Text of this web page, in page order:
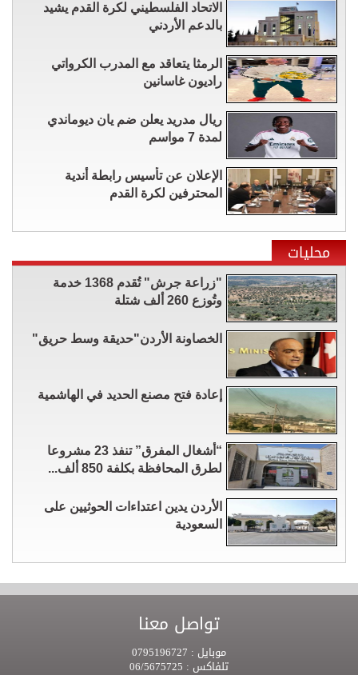
الاتحاد الفلسطيني لكرة القدم يشيد
بالدعم الأردني
الرمثا يتعاقد مع المدرب الكرواتي
راديون غاسانين
ريال مدريد يعلن ضم يان ديوماندي
لمدة 7 مواسم
الإعلان عن تأسيس رابطة أندية
المحترفين لكرة القدم
محليات
"زراعة جرش" تُقدم 1368 خدمة
وتُوزع 260 ألف شتلة
الخصاونة الأردن"حديقة وسط حريق"
إعادة فتح مصنع الحديد في الهاشمية
“أشغال المفرق” تنفذ 23 مشروعا
لطرق المحافظة بكلفة 850 ألف...
الأردن يدين اعتداءات الحوثيين على
السعودية
تواصل معنا
موبايل :
تلفاكس :